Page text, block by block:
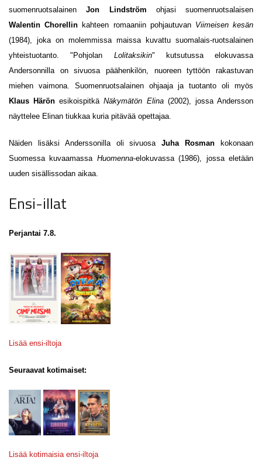
suomenruotsalainenJon Lindström ohjasi suomenruotsalaisen
Walentin Chorellin kahteen romaaniin pohjautuvan Viimeisen kesän
(1984), joka on molemmissa maissa kuvattu suomalais-ruotsalainen
yhteistuotanto. "Pohjolan Lolitaksikin" kutsutussa elokuvassa
Andersonnilla on sivuosa päähenkilön, nuoreen tyttöön rakastuvan
miehen vaimona. Suomenruotsalainen ohjaaja ja tuotanto oli myös
Klaus HärönesikoispitkäNäkymätön Elina (2002), jossa Andersson
näyttelee Elinan tiukkaa kuria pitävää opettajaa.
Näiden lisäksi Anderssonilla oli sivuosaJuha Rosman
kokonaan
Suomessa kuvaamassa Huomenna-elokuvassa (1986), jossa eletään
uuden sisällissodan aikaa.
Ensi-illat
Perjantai 7.8.
Lisää ensi-iltoja
Seuraavat kotimaiset:
Lisää kotimaisia ensi-iltoja